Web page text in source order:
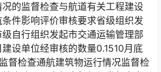
的监督检查与航道有关工程建设
件影响评价审核要求省级组织发
自行组织发起市交通运输管理部
设单位经审核的数量0.1510月底
督检查通航建筑物运行情况监督检